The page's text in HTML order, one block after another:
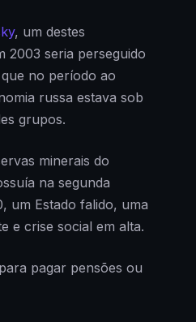
, um destes
2003 seria perseguido
no período ao
russa estava sob
grupos.
minerais do
na segunda
um Estado falido, uma
e crise social em alta.
pagar pensões ou